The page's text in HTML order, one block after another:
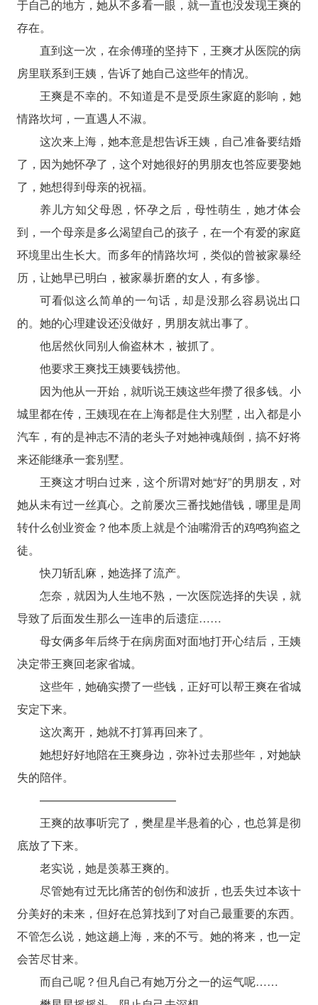
于自己的地方，她从不多看一眼，就一直也没发现王爽的
存在。
直到这一次，在余傅瑾的坚持下，王爽才从医院的病
房里联系到王姨，告诉了她自己这些年的情况。
王爽是不幸的。不知道是不是受原生家庭的影响，她
情路坎坷，一直遇人不淑。
这次来上海，她本意是想告诉王姨，自己准备要结婚
了，因为她怀孕了，这个对她很好的男朋友也答应要娶她
了，她想得到母亲的祝福。
养儿方知父母恩，怀孕之后，母性萌生，她才体会
到，一个母亲是多么渴望自己的孩子，在一个有爱的家庭
环境里出生长大。而多年的情路坎坷，类似的曾被家暴经
历，让她早已明白，被家暴折磨的女人，有多惨。
可看似这么简单的一句话，却是没那么容易说出口
的。她的心理建设还没做好，男朋友就出事了。
他居然伙同别人偷盗林木，被抓了。
他要求王爽找王姨要钱捞他。
因为他从一开始，就听说王姨这些年攒了很多钱。小
城里都在传，王姨现在在上海都是住大别墅，出入都是小
汽车，有的是神志不清的老头子对她神魂颠倒，搞不好将
来还能继承一套别墅。
王爽这才明白过来，这个所谓对她“好”的男朋友，对
她从未有过一丝真心。之前屡次三番找她借钱，哪里是周
转什么创业资金？他本质上就是个油嘴滑舌的鸡鸣狗盗之
徒。
快刀斩乱麻，她选择了流产。
怎奈，就因为人生地不熟，一次医院选择的失误，就
导致了后面发生那么一连串的后遗症……
母女俩多年后终于在病房面对面地打开心结后，王姨
决定带王爽回老家省城。
这些年，她确实攒了一些钱，正好可以帮王爽在省城
安定下来。
这次离开，她就不打算再回来了。
她想好好地陪在王爽身边，弥补过去那些年，对她缺
失的陪伴。
————————————
王爽的故事听完了，樊星星半悬着的心，也总算是彻
底放了下来。
老实说，她是羡慕王爽的。
尽管她有过无比痛苦的创伤和波折，也丢失过本该十
分美好的未来，但好在总算找到了对自己最重要的东西。
不管怎么说，她这趟上海，来的不亏。她的将来，也一定
会苦尽甘来。
而自己呢？但凡自己有她万分之一的运气呢……